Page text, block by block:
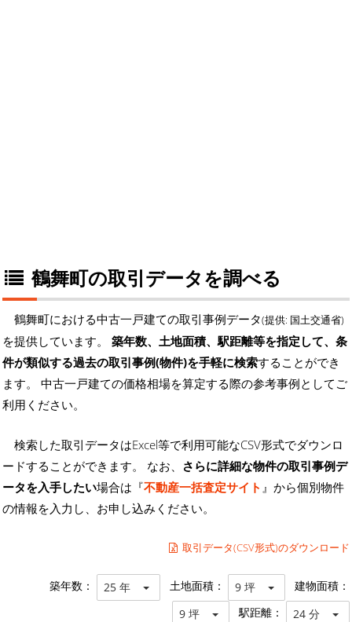
鶴舞町の取引データを調べる
鶴舞町における中古一戸建ての取引事例データ(提供: 国土交通省)
を提供しています。 築年数、土地面積、駅距離等を指定して、条
件が類似する過去の取引事例(物件)を手軽に検索することができ
ます。 中古一戸建ての価格相場を算定する際の参考事例としてご
利用ください。
検索した取引データはExcel等で利用可能なCSV形式でダウンロ
ードすることができます。 なお、 さらに詳細な物件の取引事例デ
ータを入手したい場合は『不動産一括査定サイト 』から個別物件
の情報を入力し、お申し込みください。
取引データ(CSV形式)のダウンロード
築年数： 25 年 土地面積： 9 坪 建物面積：
9 坪 駅距離： 24 分